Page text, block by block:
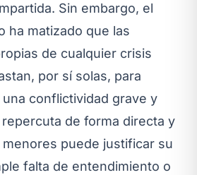
Sin embargo, el
ha matizado que las
de cualquier crisis
por sí solas, para
conflictividad grave y
de forma directa y
puede justificar su
falta de entendimiento o